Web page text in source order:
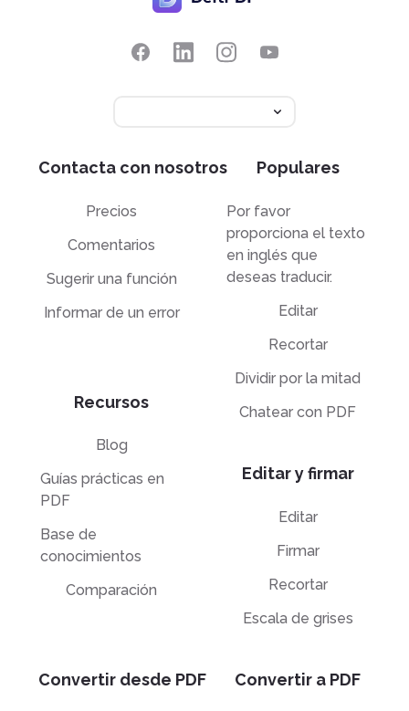
Contacta con nosotros
Precios
Comentarios
Sugerir una función
Informar de un error
Recursos
Blog
Guías prácticas en
PDF
Base de
conocimientos
Comparación
Populares
Por favor
proporciona el texto
en inglés que
deseas traducir.
Editar
Recortar
Dividir por la mitad
Chatear con PDF
Editar y firmar
Editar
Firmar
Recortar
Escala de grises
Convertir desde PDF Convertir a PDF